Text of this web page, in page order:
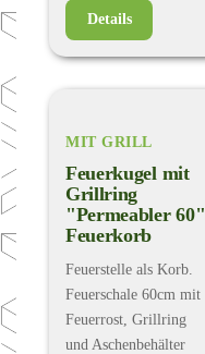
Details
MIT GRILL
Feuerkugel mit
Grillring
"Permeabler 60"
Feuerkorb
Feuerstelle als Korb.
Feuerschale 60cm mit
Feuerrost, Grillring
und Aschenbehälter